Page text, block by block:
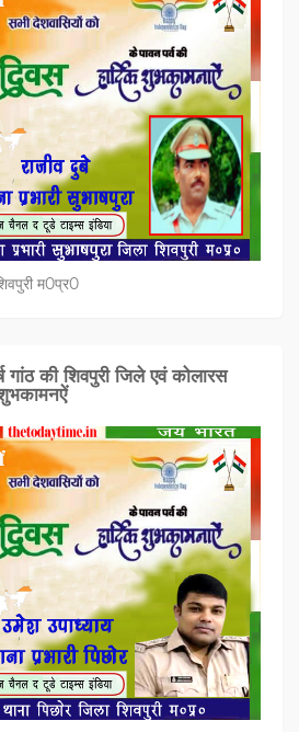
म0प्र0
गांठ की शिवपुरी जिले एवं कोलारस
शुभकामनऐं